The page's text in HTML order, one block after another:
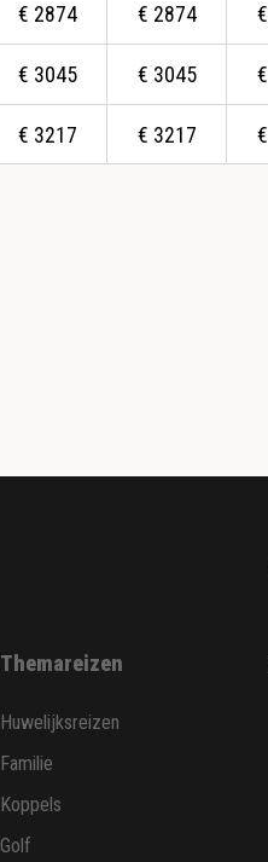
€ 2874
€ 3045
€ 3217
€ 2874
€ 3045
€ 3217
€
€
€
Themareizen
Huwelijksreizen
Familie
Koppels
Golf